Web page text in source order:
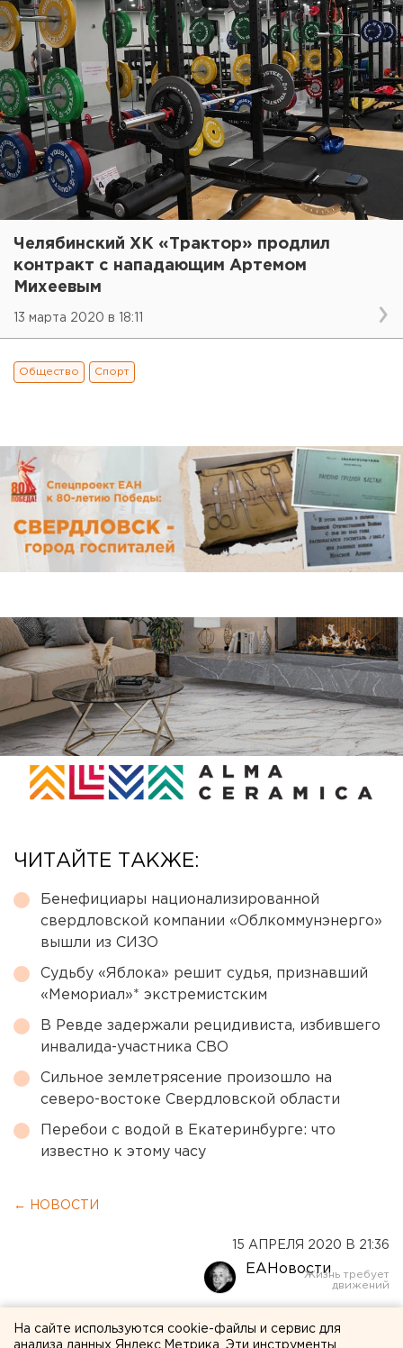
Челябинский ХК «Трактор» продлил
контракт с нападающим Артемом
Михеевым
13 марта 2020 в 18:11
Общество Спорт
ЧИТАЙТЕ ТАКЖЕ:
Бенефициары национализированной
свердловской компании «Облкоммунэнерго»
вышли из СИЗО
Судьбу «Яблока» решит судья, признавший
«Мемориал»* экстремистским
В Ревде задержали рецидивиста, избившего
инвалида-участника СВО
Сильное землетрясение произошло на
северо-востоке Свердловской области
Перебои с водой в Екатеринбурге: что
известно к этому часу
← НОВОСТИ
15 АПРЕЛЯ 2020 В 21:36
ЕАНовости
Жителей Ревды напугал
На сайте используются cookie-файлы и сервис для
анализа данных Яндекс.Метрика. Эти инструменты